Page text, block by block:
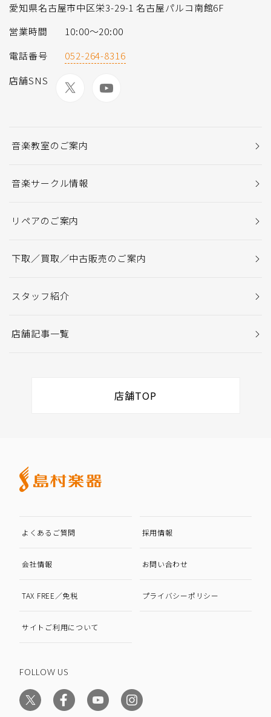
愛知県名古屋市中区栄3-29-1 名古屋パルコ南館6F
営業時間
10:00～20:00
電話番号
052-264-8316
店舗SNS
音楽教室のご案内
音楽サークル情報
リペアのご案内
下取／買取／中古販売のご案内
スタッフ紹介
店舗記事一覧
店舗TOP
よくあるご質問 採用情報
会社情報 お問い合わせ
TAX FREE／免税 プライバシーポリシー
サイトご利用について
FOLLOW US